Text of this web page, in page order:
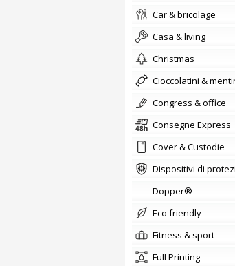
car & bricolage
casa & living
christmas
cioccolatini &
congress & office
Consegne Express
Cover & Custodie
Dispositivi di
Dopper®
Eco friendly
fitness & sport
Full Printing